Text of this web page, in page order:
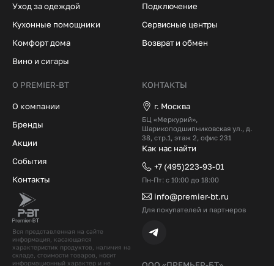
Вся представленная на сайте
информация, касающаяся
характеристик продуктов, наличия на
складе, стоимости товаров, носит
информационный характер и не
Уход за одеждой
Кухонные помощники
Комфорт дома
Вино и сигары
Подключение
Сервисные центры
Возврат и обмен
О PREMIER-BT
О компании
Бренды
Акции
События
Контакты
КОНТАКТЫ
г. Москва
БЦ «Меркурий»,
Шарикоподшипниковская ул., д.
38, стр.1, этаж 2, офис 231
Как нас найти
+7 (495)223-93-01
Пн-Пт: с 10:00 до 18:00
info@premier-bt.ru
Для покупателей и партнеров